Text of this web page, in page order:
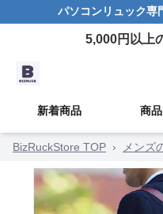
パソコンリュック専
5,000円以上
新着商品 商
BizRuckStore TOP › メンズ